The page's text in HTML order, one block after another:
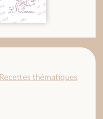
Recettes thématiques